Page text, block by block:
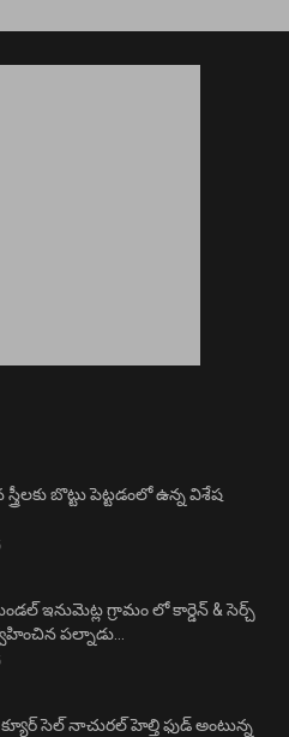
బొట్టు పెట్టడంలో ఉన్న విశేష
ఇనుమెట్ల గ్రామం లో కార్డెన్ & సెర్చ్
పల్నాడు...
సెల్ నాచురల్ హెల్తి ఫుడ్ అంటున్న